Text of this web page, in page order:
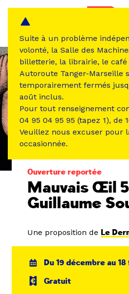
ÉVÉNEMENT PASSÉ
Ouverture reportée
Mauvais Œil
Guillaume
Une proposition de Le
Du 19 décembre au
Gratuit
Suite à un problème
volonté, la Salle des
billetterie, la librairie, le
Autoroute Tanger-Marseille
temporairement fermés
août inclus.
Pour tout renseignement
04 95 04 95 95 (tapez 1), de
Veuillez nous excuser pour
occasionnée.
Panneau de gestion des cookies